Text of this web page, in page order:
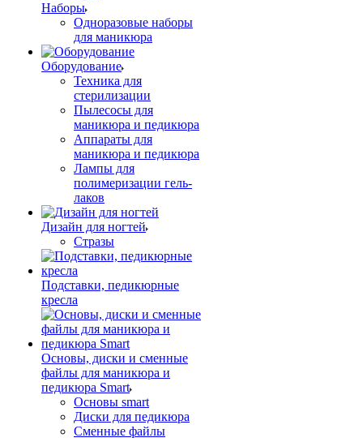
Наборы
Одноразовые наборы
для маникюра
Оборудование
Техника для
стерилизации
Пылесосы для
маникюра и педикюра
Аппараты для
маникюра и педикюра
Лампы для
полимеризации гель-
лаков
Дизайн для ногтей
Стразы
Подставки, педикюрные
кресла
Основы, диски и сменные
файлы для маникюра и
педикюра Smart
Основы smart
Диски для педикюра
Сменные файлы